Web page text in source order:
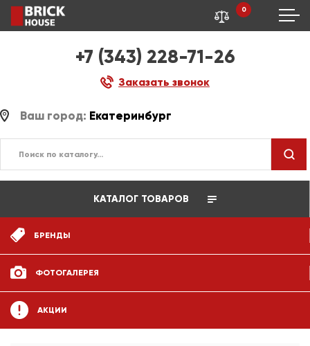
+7 (343) 228-71-26
Заказать звонок
0
Ваш город: Екатеринбург
КАТАЛОГ ТОВАРОВ
БРЕНДЫ
ФОТОГАЛЕРЕЯ
АКЦИИ